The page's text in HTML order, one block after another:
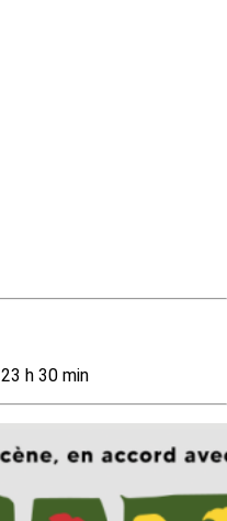
23 h 30 min